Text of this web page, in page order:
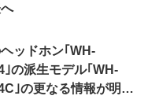
ッドホン｢WH-
｣の派生モデル｢WH-
｣の更なる情報が明ら